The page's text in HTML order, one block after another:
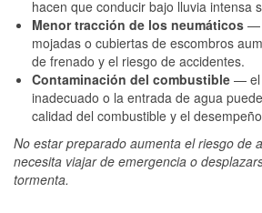
hacen que conducir bajo lluvia intensa
Menor tracción de los neumáticos —
mojadas o cubiertas de escombros
de frenado y el riesgo de accidentes.
Contaminación del combustible — el
inadecuado o la entrada de agua
calidad del combustible y el
No estar preparado aumenta el riesgo de
necesita viajar de emergencia o
tormenta.